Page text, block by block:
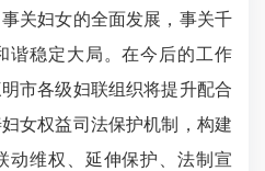
妇女的全面发展，事关千
谐稳定大局。在今后的工作
市各级妇联组织将提升配合
女权益司法保护机制，构建
动维权、延伸保护、法制宣